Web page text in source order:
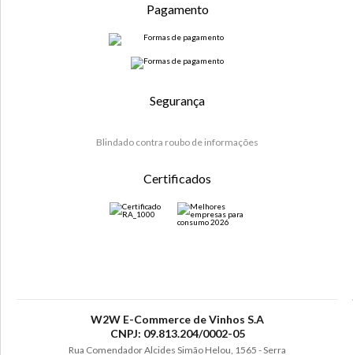
Pagamento
Segurança
Blindado contra roubo de informações
Certificados
W2W E-Commerce de Vinhos S.A
CNPJ: 09.813.204/0002-05
Rua Comendador Alcides Simão Helou, 1565 - Serra